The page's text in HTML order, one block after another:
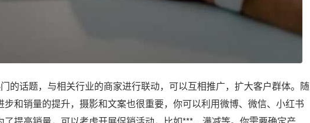
的话题，与相关行业的商家进行联动，可以互相推广，扩大客户群体。随
和销量的提升，摄影和文案也很重要，你可以利用微博、微信、小红书